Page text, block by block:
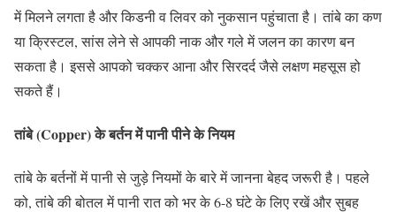
में मिलने लगता है और किडनी व लिवर को नुकसान पहुंचाता है। तांबे का कण
या क्रिस्टल, सांस लेने से आपकी नाक और गले में जलन का कारण बन
सकता है। इससे आपको चक्कर आना और सिरदर्द जैसे लक्षण महसूस हो
सकते हैं।
तांबे (Copper) के बर्तन में पानी पीने के नियम
तांबे के बर्तनों में पानी से जुड़े नियमों के बारे में जानना बेहद जरूरी है। पहले
को, तांबे की बोतल में पानी रात को भर के 6-8 घंटे के लिए रखें और सुबह